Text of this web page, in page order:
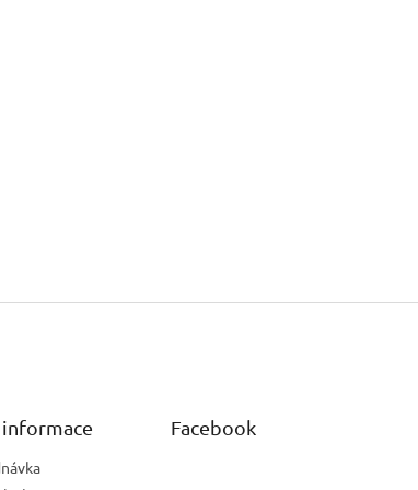
Facebook